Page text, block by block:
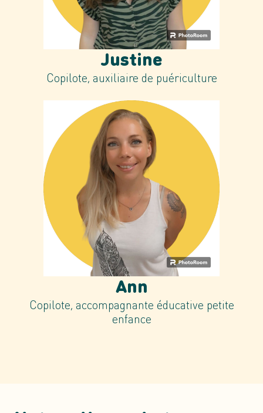
Justine
Copilote, auxiliaire de puériculture
Ann
Copilote, accompagnante éducative petite
enfance